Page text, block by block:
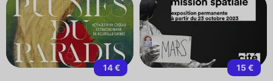
14 € 15 €